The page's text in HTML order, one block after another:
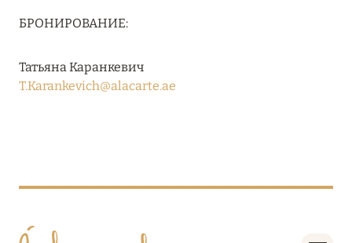
18 июня 2024
04 июня 2024
БРОНИРОВАНИЕ:
Татьяна Каранкевич
T.Karankevich@alacarte.ae